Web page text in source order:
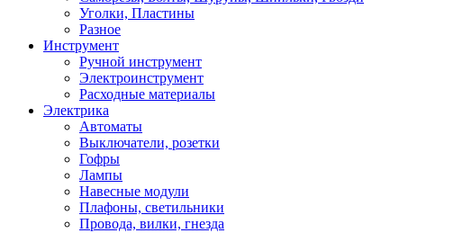
Уголки, Пластины
Разное
Инструмент
Ручной инструмент
Электроинструмент
Расходные материалы
Электрика
Автоматы
Выключатели, розетки
Гофры
Лампы
Навесные модули
Плафоны, светильники
Провода, вилки, гнезда